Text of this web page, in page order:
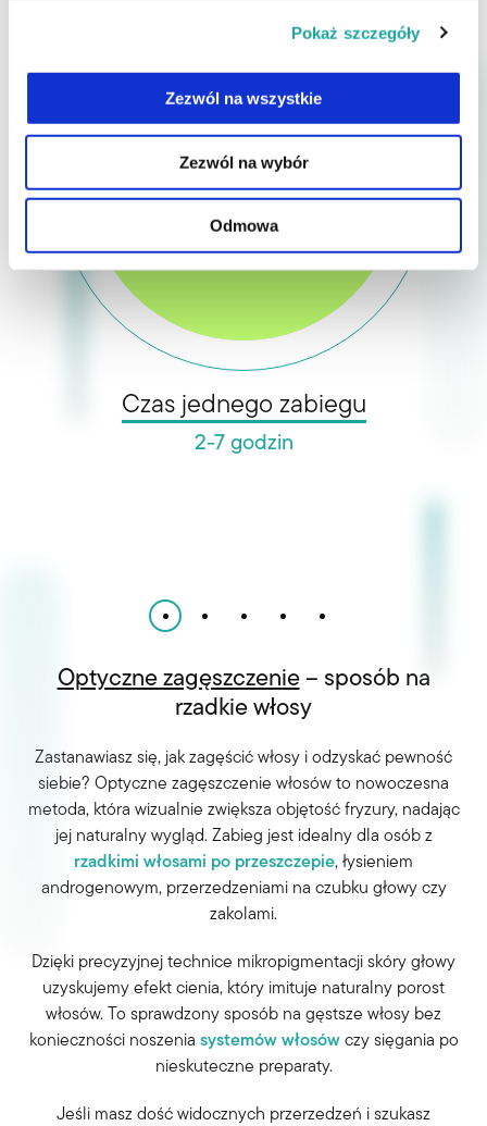
Pokaż szczegóły
Zezwól na wszystkie
Zezwól na wybór
Odmowa
Czas jednego zabiegu
2-7 godzin
Optyczne zagęszczenie– sposób na
rzadkie włosy
Zastanawiasz się, jak zagęścić włosy i odzyskać pewność
siebie? Optyczne zagęszczenie włosów to nowoczesna
metoda, która wizualnie zwiększa objętość fryzury, nadając
jej naturalny wygląd. Zabieg jest idealny dla osób z
rzadkimi włosami po przeszczepie, łysieniem
androgenowym, przerzedzeniami na czubku głowy czy
zakolami.
Dzięki precyzyjnej technice mikropigmentacji skóry głowy
uzyskujemy efekt cienia, który imituje naturalny porost
włosów. To sprawdzony sposób na gęstsze włosy bez
konieczności noszenia systemów włosówczy sięgania po
nieskuteczne preparaty.
Jeśli masz dość widocznych przerzedzeń i szukasz